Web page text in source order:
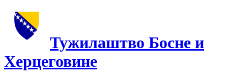
Тужилаштво Босне и
Херцеговине